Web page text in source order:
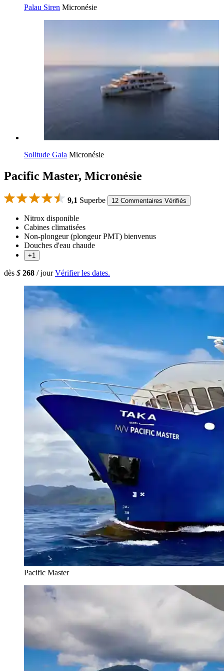
Palau Siren Micronésie
Solitude Gaia Micronésie
Pacific Master, Micronésie
9,1 Superbe 12 Commentaires Vérifiés
Nitrox disponible
Cabines climatisées
Non-plongeur (plongeur PMT) bienvenus
Douches d'eau chaude
+1
dès $ 268 / jour Vérifier les dates.
Pacific Master